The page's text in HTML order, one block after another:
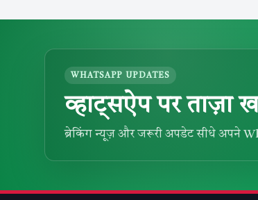
WHATSAPP UPDATES
व्हाट्सऐप पर ताज़ा
ब्रेकिंग न्यूज़ और जरूरी अपडेट सीधे अपने